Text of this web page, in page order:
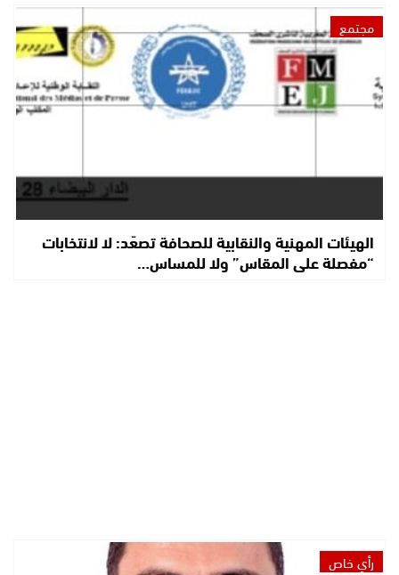
مجتمع
الهيئات المهنية والنقابية للصحافة تصعّد: لا لانتخابات
“مفصلة على المقاس” ولا للمساس…
رأي خاص